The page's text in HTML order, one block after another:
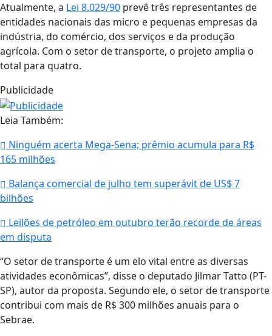
Atualmente, a Lei 8.029/90 prevê três representantes de
entidades nacionais das micro e pequenas empresas da
indústria, do comércio, dos serviços e da produção
agrícola. Com o setor de transporte, o projeto amplia o
total para quatro.
Publicidade
Leia Também:
Ninguém acerta Mega-Sena; prêmio acumula para R$
165 milhões
Balança comercial de julho tem superávit de US$ 7
bilhões
Leilões de petróleo em outubro terão recorde de áreas
em disputa
“O setor de transporte é um elo vital entre as diversas
atividades econômicas”, disse o deputado Jilmar Tatto (PT-
SP), autor da proposta. Segundo ele, o setor de transporte
contribui com mais de R$ 300 milhões anuais para o
Sebrae.